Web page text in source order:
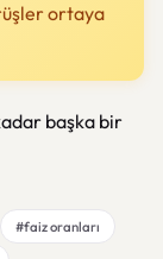
ortaya
başka bir
#faiz oranları